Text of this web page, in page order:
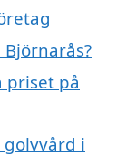
priset på
golvvård i